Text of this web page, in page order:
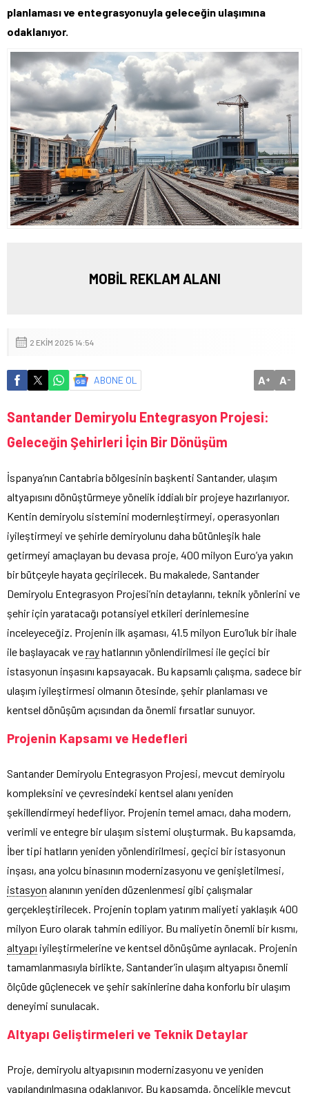
planlaması ve entegrasyonuyla geleceğin ulaşımına
odaklanıyor.
MOBİL REKLAM ALANI
2 EKIM 2025 14:54
ABONE OL A+ A-
Santander Demiryolu Entegrasyon Projesi:
Geleceğin Şehirleri İçin Bir Dönüşüm
İspanya’nın Cantabria bölgesinin başkenti Santander, ulaşım
altyapısını dönüştürmeye yönelik iddialı bir projeye hazırlanıyor.
Kentin demiryolu sistemini modernleştirmeyi, operasyonları
iyileştirmeyi ve şehirle demiryolunu daha bütünleşik hale
getirmeyi amaçlayan bu devasa proje, 400 milyon Euro’ya yakın
bir bütçeyle hayata geçirilecek. Bu makalede, Santander
Demiryolu Entegrasyon Projesi’nin detaylarını, teknik yönlerini ve
şehir için yaratacağı potansiyel etkileri derinlemesine
inceleyeceğiz. Projenin ilk aşaması, 41.5 milyon Euro’luk bir ihale
ile başlayacak verayhatlarının yönlendirilmesi ile geçici bir
istasyonun inşasını kapsayacak. Bu kapsamlı çalışma, sadece bir
ulaşım iyileştirmesi olmanın ötesinde, şehir planlaması ve
kentsel dönüşüm açısından da önemli fırsatlar sunuyor.
Projenin Kapsamı ve Hedefleri
Santander Demiryolu Entegrasyon Projesi, mevcut demiryolu
kompleksini ve çevresindeki kentsel alanı yeniden
şekillendirmeyi hedefliyor. Projenin temel amacı, daha modern,
verimli ve entegre bir ulaşım sistemi oluşturmak. Bu kapsamda,
İber tipi hatların yeniden yönlendirilmesi, geçici bir istasyonun
inşası, ana yolcu binasının modernizasyonu ve genişletilmesi,
istasyon alanının yeniden düzenlenmesi gibi çalışmalar
gerçekleştirilecek. Projenin toplam yatırım maliyeti yaklaşık 400
milyon Euro olarak tahmin ediliyor. Bu maliyetin önemli bir kısmı,
altyapı iyileştirmelerine ve kentsel dönüşüme ayrılacak. Projenin
tamamlanmasıyla birlikte, Santander’in ulaşım altyapısı önemli
ölçüde güçlenecek ve şehir sakinlerine daha konforlu bir ulaşım
deneyimi sunulacak.
Altyapı Geliştirmeleri ve Teknik Detaylar
Proje, demiryolu altyapısının modernizasyonu ve yeniden
yapılandırılmasına odaklanıyor. Bu kapsamda, öncelikle mevcut